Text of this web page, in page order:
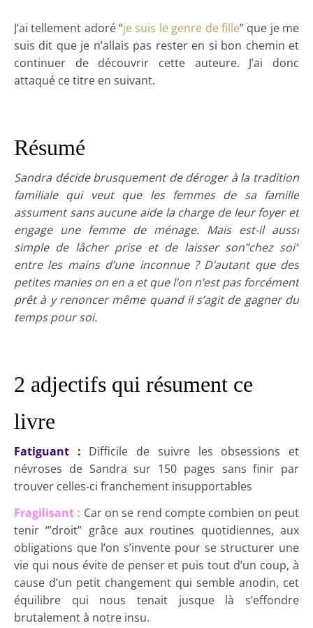
J’ai tellement adoré “je suis le genre de fille” que je me
suis dit que je n’allais pas rester en si bon chemin et
continuer de découvrir cette auteure. J’ai donc
attaqué ce titre en suivant.
Résumé
Sandra décide brusquement de déroger à la tradition
familiale qui veut que les femmes de sa famille
assument sans aucune aide la charge de leur foyer et
engage une femme de ménage. Mais est-il aussi
simple de lâcher prise et de laisser son”chez soi”
entre les mains d’une inconnue ? D’autant que des
petites manies on en a et que l’on n’est pas forcément
prêt à y renoncer même quand il s’agit de gagner du
temps pour soi.
2 adjectifs qui résument ce
livre
Fatiguant : Difficile de suivre les obsessions et
névroses de Sandra sur 150 pages sans finir par
trouver celles-ci franchement insupportables
Fragilisant : Car on se rend compte combien on peut
tenir ‘”droit” grâce aux routines quotidiennes, aux
obligations que l’on s’invente pour se structurer une
vie qui nous évite de penser et puis tout d’un coup, à
cause d’un petit changement qui semble anodin, cet
équilibre qui nous tenait jusque là s’effondre
brutalement à notre insu.